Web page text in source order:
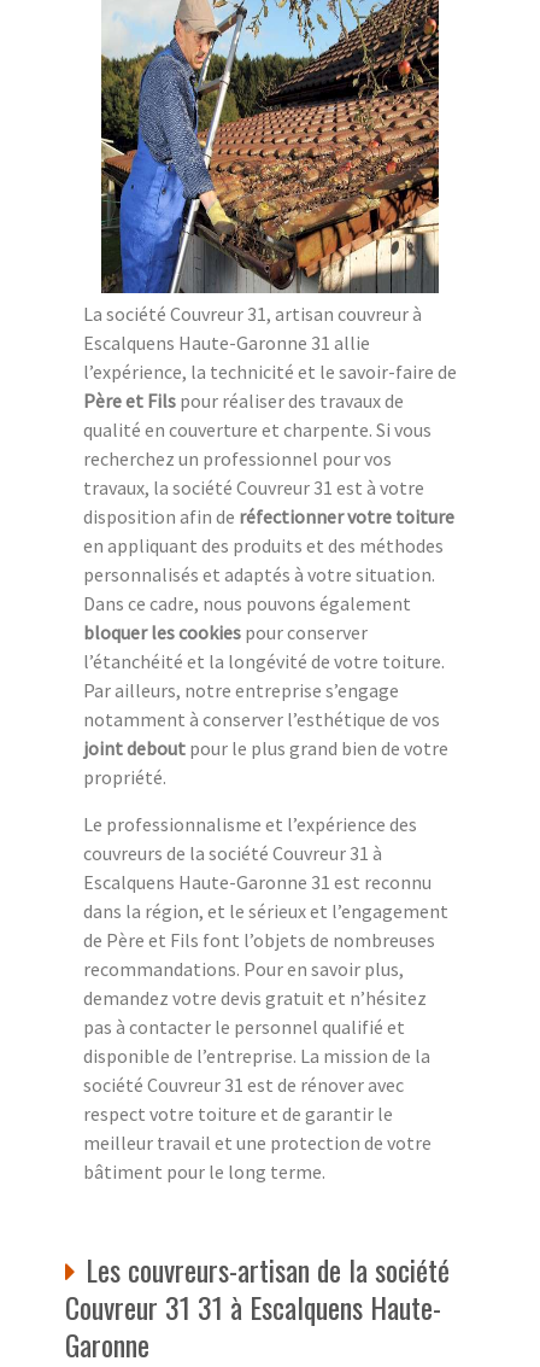
La société Couvreur 31, artisan couvreur à
Escalquens Haute-Garonne 31 allie
l’expérience, la technicité et le savoir-faire de
Père et Fils pour réaliser des travaux de
qualité en couverture et charpente. Si vous
recherchez un professionnel pour vos
travaux, la société Couvreur 31 est à votre
disposition afin de réfectionner votre toiture
en appliquant des produits et des méthodes
personnalisés et adaptés à votre situation.
Dans ce cadre, nous pouvons également
bloquer les cookies pour conserver
l’étanchéité et la longévité de votre toiture.
Par ailleurs, notre entreprise s’engage
notamment à conserver l’esthétique de vos
joint debout pour le plus grand bien de votre
propriété.
Le professionnalisme et l’expérience des
couvreurs de la société Couvreur 31 à
Escalquens Haute-Garonne 31 est reconnu
dans la région, et le sérieux et l’engagement
de Père et Fils font l’objets de nombreuses
recommandations. Pour en savoir plus,
demandez votre devis gratuit et n’hésitez
pas à contacter le personnel qualifié et
disponible de l’entreprise. La mission de la
société Couvreur 31 est de rénover avec
respect votre toiture et de garantir le
meilleur travail et une protection de votre
bâtiment pour le long terme.
Les couvreurs-artisan de la société
Couvreur 31 31 à Escalquens Haute-
Garonne